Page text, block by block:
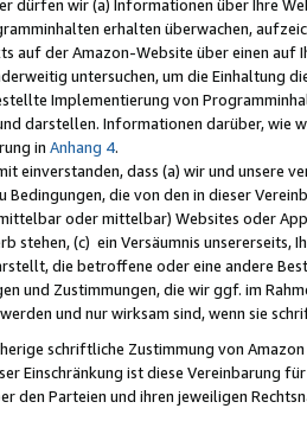
dürfen wir (a) Informationen über Ihre
erhalten überwachen,
auf der Amazon-Website über einen
untersuchen, um die Einhaltung
Implementierung von
darstellen. Informationen darüber, wie
in Anhang 4.
einverstanden, dass (a) wir und
Bedingungen, die von den in dieser
oder mittelbar) Websites oder
stehen, (c) ein Versäumnis unsererseits,
die betroffene oder eine andere
und Zustimmungen, die wir ggf. im
und nur wirksam sind, wenn sie
schriftliche Zustimmung von
Einschränkung ist diese Vereinbarung
den Parteien und ihren jeweiligen